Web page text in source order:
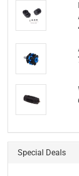
Special Deals